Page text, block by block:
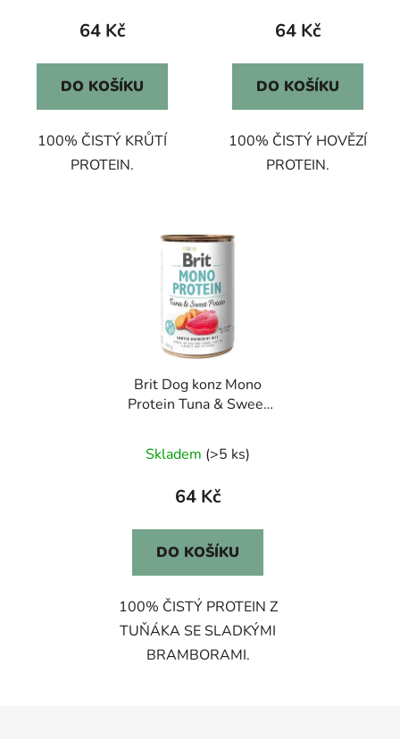
64 Kč
DO KOŠÍKU
100% ČISTÝ KRŮTÍ
PROTEIN.
64 Kč
DO KOŠÍKU
100% ČISTÝ HOVĚZÍ
PROTEIN.
Brit Dog konz Mono
Protein Tuna & Sweet
Skladem (>5 ks)
64 Kč
DO KOŠÍKU
100% ČISTÝ PROTEIN Z
TUŇÁKA SE SLADKÝMI
BRAMBORAMI.